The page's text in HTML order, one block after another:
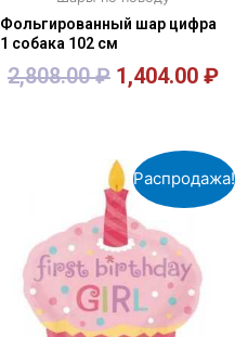
Фольгированный шар цифра
1 собака 102 см
2,808.00₽ 1,404.00 ₽
Распродажа!